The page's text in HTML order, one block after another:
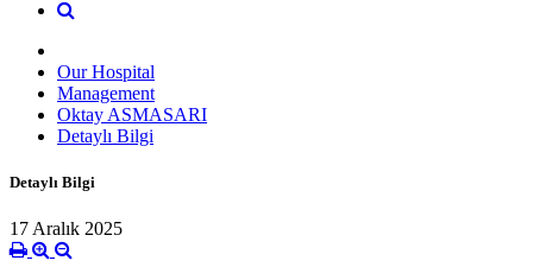
Our Hospital
Management
Oktay ASMASARI
Detaylı Bilgi
Detaylı Bilgi
17 Aralık 2025